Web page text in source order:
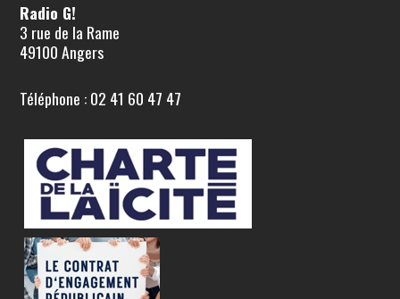
Radio G!
3 rue de la Rame
49100 Angers
Téléphone : 02 41 60 47 47